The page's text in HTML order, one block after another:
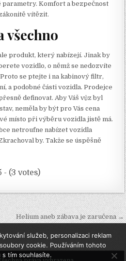
parametry. Komfort a bezpečnost
vítězit.
všechno
produkt, který nabízejí. Jinak by
vozidlo, o němž se nedozvíte
se ptejte i nakabinový filtr,
a podobné části vozidla. Prodejce
definovat. Aby Váš vůz byl
neměla by být pro Vás cena
místo při výběru vozidla jistě má.
netroufne nabízet vozidla
by. Takže se úspěšně
- (3 votes)
Helium aneb zábava je zaručena →
služeb, personalizaci reklam
cookie. Používáním tohoto
s tím souhlasíte.